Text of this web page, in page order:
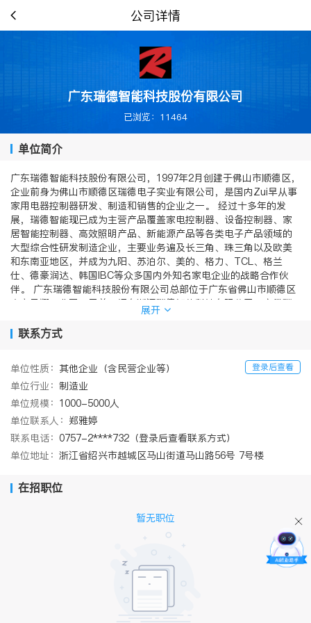
公司详情
广东瑞德智能科技股份有限公司
已浏览：11464
单位简介
广东瑞德智能科技股份有限公司，1997年2月创建于佛山市顺德区，
企业前身为佛山市顺德区瑞德电子实业有限公司，是国内Zui早从事
家用电器控制器研发、制造和销售的企业之一。 经过十多年的发
展，瑞德智能现已成为主营产品覆盖家电控制器、设备控制器、家
居智能控制器、高效照明产品、新能源产品等各类电子产品领域的
大型综合性研发制造企业，主要业务遍及长三角、珠三角以及欧美
和东南亚地区，并成为九阳、苏泊尔、美的、格力、TCL、格兰
仕、德豪润达、韩国IBC等众多国内外知名家电企业的战略合作伙
伴。 广东瑞德智能科技股份有限公司总部位于广东省佛山市顺德区
大良凤翔工业园。目前，拥有浙江瑞德智能科技有限公司、安徽瑞
德智能科技有限公司、瑞德发展（香港）有限公司、佛山市瑞尔电
子科技有限公司、佛山市瑞德软件科技有限公司、佛山市瑞沃电子
共有员工约2000人，总厂房面积约11万平方米，拥有74条各类产品
生产线和4个产品性能测试实验室，企业产能规模超过10亿元。
瑞德智能自成立以来获得多项资质和荣誉，是高新技术企业、国家
火炬计划重点高新技术企业、广东省经贸厅认定的省级企业技术中
心、广东省科技厅认定的广东省家电智能控制器工程技术研究开发
中心、广东省信息产业厅认定的软件企业、广东省民营科技企业、
广东省优势传统产业转型升级示范企业、广东省软件和信息服务业
重点企业、广东省知识产权优势企业，广东省诚信示范企业，广东
联网产业联盟理事单位、广东省白色家电联盟的副理事长单位、广
顺德区“龙腾计划”企业、顺德区百家企业智能制造工程示范企业，
同时也是ISO9001及ISO14000体系认证企业，是内地中小企业中首
家获花旗银行授信的企业，注册商标被评为广东省商标。 瑞德
智能注重研发投入，积累了较为雄厚的研发实力，现已建有广东省
企业技术中心、广东省工程技术研究开发中心、广东华南家电研究
院二级研发平台电子控制技术研发中心、佛山市顺德区物联网技术
家电研究院、北京理工大学等科研院所建立了长期稳定的产学研合
展开
联系方式
登录后查看
单位性质： 其他企业（含民营企业等）
单位行业： 制造业
单位规模： 1000-5000人
单位联系人： 郑雅婷
联系电话： 0757-2****732（登录后查看联系方式）
单位地址： 浙江省绍兴市越城区马山街道马山路56号 7号楼
在招职位
暂无职位